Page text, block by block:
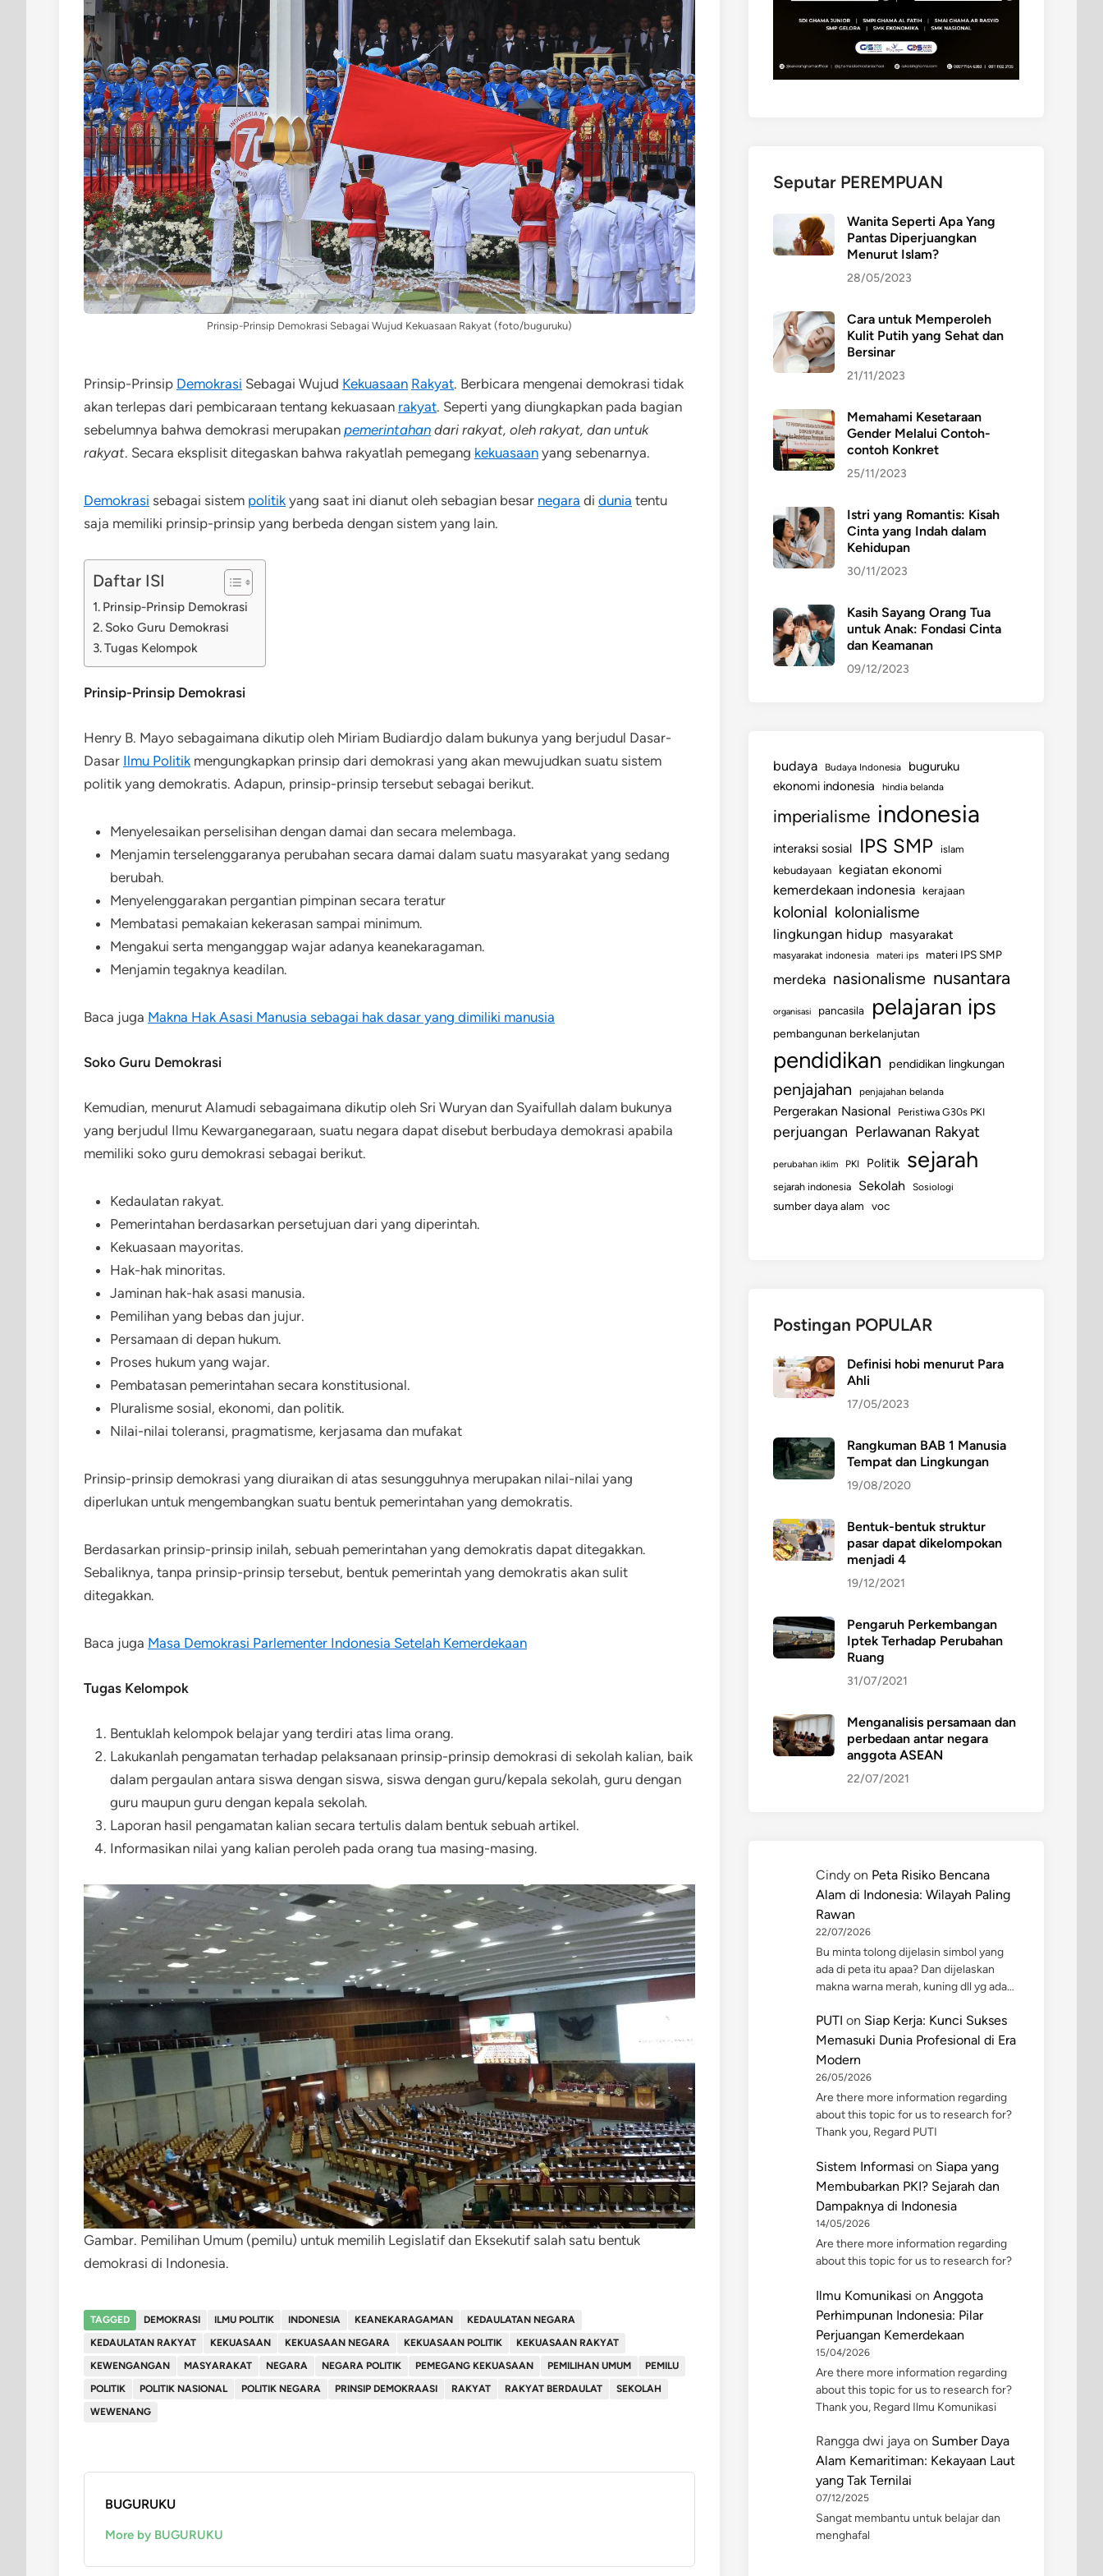
Prinsip-Prinsip Demokrasi Sebagai Wujud Kekuasaan Rakyat (foto/buguruku)
Prinsip-Prinsip Demokrasi Sebagai Wujud Kekuasaan Rakyat. Berbicara mengenai demokrasi tidak
akan terlepas dari pembicaraan tentang kekuasaan rakyat. Seperti yang diungkapkan pada bagian
sebelumnya bahwa demokrasi merupakan pemerintahan dari rakyat, oleh rakyat, dan untuk
rakyat. Secara eksplisit ditegaskan bahwa rakyatlah pemegang kekuasaan yang sebenarnya.
Demokrasi sebagai sistem politik yang saat ini dianut oleh sebagian besar negara di dunia tentu
saja memiliki prinsip-prinsip yang berbeda dengan sistem yang lain.
Daftar ISI
Prinsip-Prinsip Demokrasi
Soko Guru Demokrasi
Tugas Kelompok
Prinsip-Prinsip Demokrasi
Henry B. Mayo sebagaimana dikutip oleh Miriam Budiardjo dalam bukunya yang berjudul Dasar-
Dasar Ilmu Politik mengungkapkan prinsip dari demokrasi yang akan mewujudkan suatu sistem
politik yang demokratis. Adapun, prinsip-prinsip tersebut sebagai berikut.
Menyelesaikan perselisihan dengan damai dan secara melembaga.
Menjamin terselenggaranya perubahan secara damai dalam suatu masyarakat yang sedang
berubah.
Menyelenggarakan pergantian pimpinan secara teratur
Membatasi pemakaian kekerasan sampai minimum.
Mengakui serta menganggap wajar adanya keanekaragaman.
Menjamin tegaknya keadilan.
Baca juga Makna Hak Asasi Manusia sebagai hak dasar yang dimiliki manusia
Soko Guru Demokrasi
Kemudian, menurut Alamudi sebagaimana dikutip oleh Sri Wuryan dan Syaifullah dalam bukunya
yang berjudul Ilmu Kewarganegaraan, suatu negara dapat disebut berbudaya demokrasi apabila
memiliki soko guru demokrasi sebagai berikut.
Kedaulatan rakyat.
Pemerintahan berdasarkan persetujuan dari yang diperintah.
Kekuasaan mayoritas.
Hak-hak minoritas.
Jaminan hak-hak asasi manusia.
Pemilihan yang bebas dan jujur.
Persamaan di depan hukum.
Proses hukum yang wajar.
Pembatasan pemerintahan secara konstitusional.
Pluralisme sosial, ekonomi, dan politik.
Nilai-nilai toleransi, pragmatisme, kerjasama dan mufakat
Prinsip-prinsip demokrasi yang diuraikan di atas sesungguhnya merupakan nilai-nilai yang
diperlukan untuk mengembangkan suatu bentuk pemerintahan yang demokratis.
Berdasarkan prinsip-prinsip inilah, sebuah pemerintahan yang demokratis dapat ditegakkan.
Sebaliknya, tanpa prinsip-prinsip tersebut, bentuk pemerintah yang demokratis akan sulit
ditegakkan.
Baca juga Masa Demokrasi Parlementer Indonesia Setelah Kemerdekaan
Tugas Kelompok
Bentuklah kelompok belajar yang terdiri atas lima orang.
Lakukanlah pengamatan terhadap pelaksanaan prinsip-prinsip demokrasi di sekolah kalian, baik
dalam pergaulan antara siswa dengan siswa, siswa dengan guru/kepala sekolah, guru dengan
guru maupun guru dengan kepala sekolah.
Laporan hasil pengamatan kalian secara tertulis dalam bentuk sebuah artikel.
Informasikan nilai yang kalian peroleh pada orang tua masing-masing.
Gambar. Pemilihan Umum (pemilu) untuk memilih Legislatif dan Eksekutif salah satu bentuk
demokrasi di Indonesia.
TAGGED DEMOKRASI ILMU POLITIK INDONESIA KEANEKARAGAMAN
KEDAULATAN NEGARA
KEDAULATAN RAKYAT
KEKUASAAN KEKUASAAN NEGARA KEKUASAAN POLITIK
KEKUASAAN RAKYAT
KEWENGANGAN
MASYARAKAT NEGARA NEGARA POLITIK PEMEGANG KEKUASAAN PEMILIHAN UMUM
PEMILU
POLITIK
POLITIK NASIONAL POLITIK NEGARA PRINSIP DEMOKRAASI RAKYAT RAKYAT BERDAULAT
SEKOLAH
WEWENANG
BUGURUKU
More by BUGURUKU
Seputar PEREMPUAN
Wanita Seperti Apa Yang
Pantas Diperjuangkan
Menurut Islam?
28/05/2023
Cara untuk Memperoleh
Kulit Putih yang Sehat dan
Bersinar
21/11/2023
Memahami Kesetaraan
Gender Melalui Contoh-
contoh Konkret
25/11/2023
Istri yang Romantis: Kisah
Cinta yang Indah dalam
Kehidupan
30/11/2023
Kasih Sayang Orang Tua
untuk Anak: Fondasi Cinta
dan Keamanan
09/12/2023
budaya Budaya Indonesia
buguruku
ekonomi indonesia
hindia belanda
imperialisme indonesia
interaksi sosial IPS SMP
islam
kebudayaan
kegiatan ekonomi
kemerdekaan indonesia kerajaan
kolonial kolonialisme
lingkungan hidup masyarakat
masyarakat indonesia materi ips materi IPS SMP
merdeka nasionalisme nusantara
organisasi pancasila pelajaran ips
pembangunan berkelanjutan
pendidikan pendidikan lingkungan
penjajahan penjajahan belanda
Pergerakan Nasional Peristiwa G30s PKI
perjuangan Perlawanan Rakyat
perubahan iklim PKI Politik sejarah
sejarah indonesia Sekolah Sosiologi
sumber daya alam voc
Postingan POPULAR
Definisi hobi menurut Para
Ahli
17/05/2023
Rangkuman BAB 1 Manusia
Tempat dan Lingkungan
19/08/2020
Bentuk-bentuk struktur
pasar dapat dikelompokan
menjadi 4
19/12/2021
Pengaruh Perkembangan
Iptek Terhadap Perubahan
Ruang
31/07/2021
Menganalisis persamaan dan
perbedaan antar negara
anggota ASEAN
22/07/2021
Cindy on Peta Risiko Bencana
Alam di Indonesia: Wilayah Paling
Rawan
22/07/2026
Bu minta tolong dijelasin simbol yang
ada di peta itu apaa? Dan dijelaskan
makna warna merah, kuning dll yg ada…
PUTI on Siap Kerja: Kunci Sukses
Memasuki Dunia Profesional di Era
Modern
26/05/2026
Are there more information regarding
about this topic for us to research for?
Thank you, Regard PUTI
Sistem Informasi on Siapa yang
Membubarkan PKI? Sejarah dan
Dampaknya di Indonesia
14/05/2026
Are there more information regarding
about this topic for us to research for?
Ilmu Komunikasi on Anggota
Perhimpunan Indonesia: Pilar
Perjuangan Kemerdekaan
15/04/2026
Are there more information regarding
about this topic for us to research for?
Thank you, Regard Ilmu Komunikasi
Rangga dwi jaya on Sumber Daya
Alam Kemaritiman: Kekayaan Laut
yang Tak Ternilai
07/12/2025
Sangat membantu untuk belajar dan
menghafal